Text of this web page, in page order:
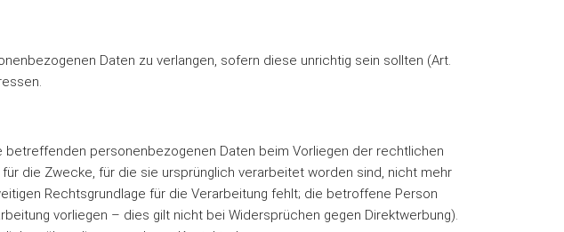
Daten zu verlangen, sofern diese unrichtig sein sollten (Art.
betreffenden personenbezogenen Daten beim Vorliegen der rechtlichen
die Zwecke, für die sie ursprünglich verarbeitet worden sind, nicht mehr
Rechtsgrundlage für die Verarbeitung fehlt; die betroffene Person
vorliegen – dies gilt nicht bei Widersprüchen gegen Direktwerbung).